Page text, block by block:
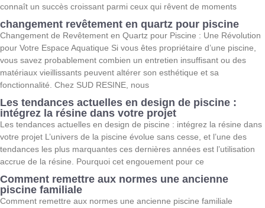
connaît un succès croissant parmi ceux qui rêvent de moments
changement revêtement en quartz pour piscine
Changement de Revêtement en Quartz pour Piscine : Une Révolution
pour Votre Espace Aquatique Si vous êtes propriétaire d’une piscine,
vous savez probablement combien un entretien insuffisant ou des
matériaux vieillissants peuvent altérer son esthétique et sa
fonctionnalité. Chez SUD RESINE, nous
Les tendances actuelles en design de piscine :
intégrez la résine dans votre projet
Les tendances actuelles en design de piscine : intégrez la résine dans
votre projet L’univers de la piscine évolue sans cesse, et l’une des
tendances les plus marquantes ces dernières années est l’utilisation
accrue de la résine. Pourquoi cet engouement pour ce
Comment remettre aux normes une ancienne
piscine familiale
Comment remettre aux normes une ancienne piscine familiale